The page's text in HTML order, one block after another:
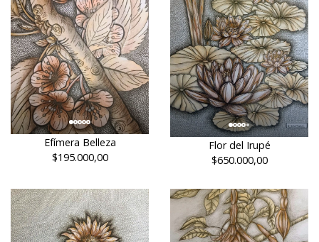
Efímera Belleza
$195.000,00
Flor del Irupé
$650.000,00